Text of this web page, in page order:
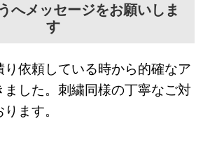
へメッセージをお願いしま
す
依頼している時から的確なア
ました。刺繍同様の丁寧なご対
ます。